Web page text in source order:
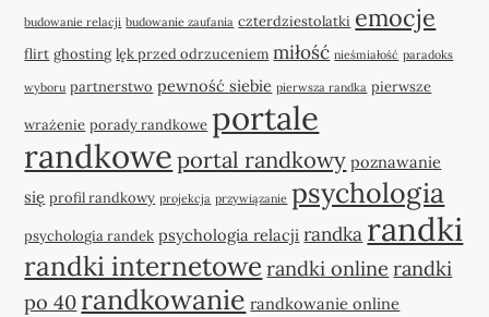
budowanie relacji budowanie zaufania czterdziestolatki emocje
flirt ghosting lęk przed odrzuceniem miłość nieśmiałość paradoks
wyboru partnerstwo pewność siebie pierwsza randka pierwsze
wrażenie porady randkowe portale
randkowe portal randkowy poznawanie
się profil randkowy projekcja przywiązanie psychologia
psychologia randek psychologia relacji randka randki
randki internetowe randki online randki
po 40 randkowanie randkowanie online